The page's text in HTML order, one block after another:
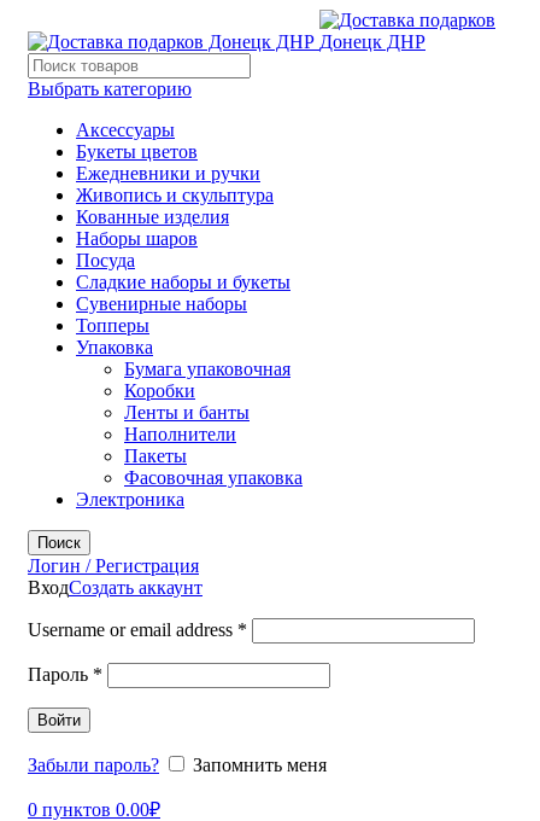
Выбрать категорию
Аксессуары
Букеты цветов
Ежедневники и ручки
Живопись и скульптура
Кованные изделия
Наборы шаров
Посуда
Сладкие наборы и букеты
Сувенирные наборы
Топперы
Упаковка
Бумага упаковочная
Коробки
Ленты и банты
Наполнители
Пакеты
Фасовочная упаковка
Электроника
Поиск
Логин / Регистрация
ВходСоздать аккаунт
Username or email address *
Пароль *
Войти
Забыли пароль? Запомнить меня
0 пунктов 0.00₽